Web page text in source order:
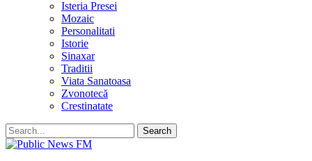
Isteria Presei
Mozaic
Personalitati
Istorie
Sinaxar
Traditii
Viata Sanatoasa
Zvonotecă
Crestinatate